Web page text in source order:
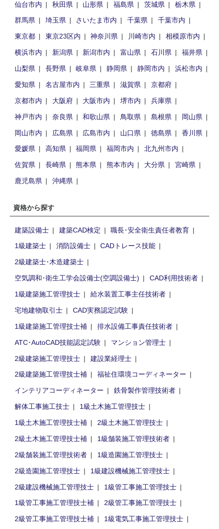
仙台市内
秋田県 山形県 福島県 茨城県
栃木県
群馬県
埼玉県 さいたま市内 千葉県
千葉市内
東京都
東京23区内 神奈川県 川崎市内
相模原市内
横浜市内
新潟県 新潟市内 富山県 石川県
福井県
山梨県
長野県 岐阜県 静岡県 静岡市内
浜松市内
愛知県
名古屋市内 三重県 滋賀県
京都府
京都市内
大阪府 大阪市内 堺市内
兵庫県
神戸市内
奈良県 和歌山県 鳥取県 島根県
岡山県
岡山市内
広島県 広島市内 山口県 徳島県
香川県
愛媛県
高知県 福岡県 福岡市内
北九州市内
佐賀県
長崎県 熊本県 熊本市内 大分県
宮崎県
鹿児島県
沖縄県
資格から探す
建築設備士 建築CAD検定
職長･安全衛生責任者教育
1級建築士
消防設備士
CADトレース技能
2級建築士･木造建築士
空気調和･衛生工学会設備士(空調設備士)
CAD利用技術者
1級建築施工管理技士
給水装置工事主任技術者
宅地建物取引士
CAD実務認定試験
1級建築施工管理技士補
排水設備工事責任技術者
ATC･AutoCAD技能認定試験
マンション管理士
2級建築施工管理技士
建設業経理士
2級建築施工管理技士補
福祉住環境コーディネーター
インテリアコーディネーター
鉄骨製作管理技術者
解体工事施工技士
1級土木施工管理技士
1級土木施工管理技士補
2級土木施工管理技士
2級土木施工管理技士補
1級舗装施工管理技術者
2級舗装施工管理技術者
1級造園施工管理技士
2級造園施工管理技士
1級建設機械施工管理技士
2級建設機械施工管理技士
1級管工事施工管理技士
1級管工事施工管理技士補
2級管工事施工管理技士
2級管工事施工管理技士補
1級電気工事施工管理技士